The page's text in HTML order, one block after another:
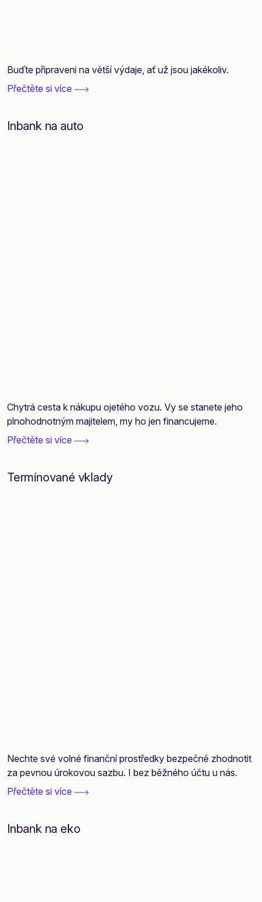
Buďte připraveni na větší výdaje, ať už jsou jakékoliv.
Přečtěte si více
Inbank na auto
Chytrá cesta k nákupu ojetého vozu. Vy se stanete jeho
plnohodnotným majitelem, my ho jen financujeme.
Přečtěte si více
Termínované vklady
Nechte své volné finanční prostředky bezpečně zhodnotit
za pevnou úrokovou sazbu. I bez běžného účtu u nás.
Přečtěte si více
Inbank na eko